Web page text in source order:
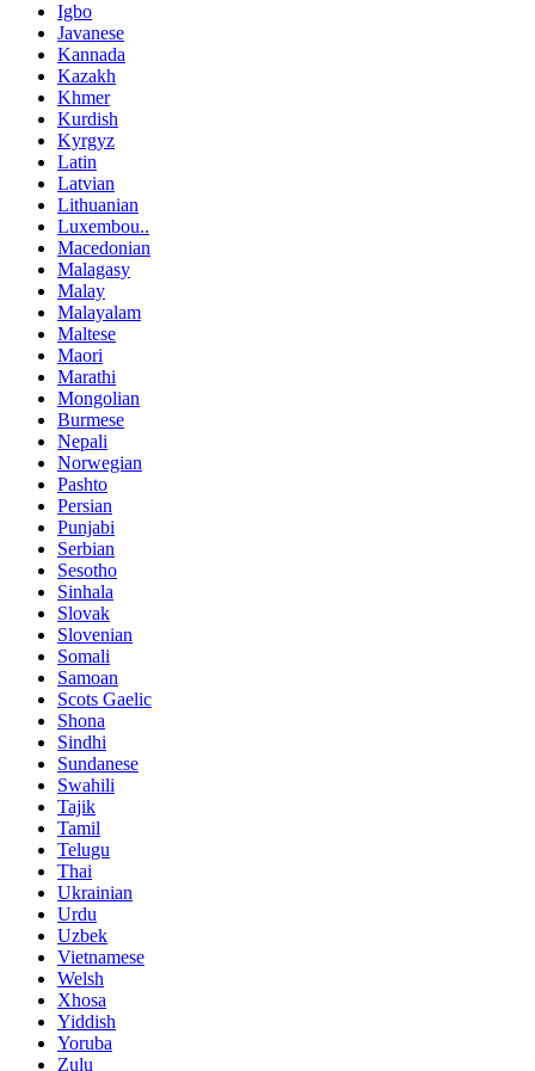
Igbo
Javanese
Kannada
Kazakh
Khmer
Kurdish
Kyrgyz
Latin
Latvian
Lithuanian
Luxembou..
Macedonian
Malagasy
Malay
Malayalam
Maltese
Maori
Marathi
Mongolian
Burmese
Nepali
Norwegian
Pashto
Persian
Punjabi
Serbian
Sesotho
Sinhala
Slovak
Slovenian
Somali
Samoan
Scots Gaelic
Shona
Sindhi
Sundanese
Swahili
Tajik
Tamil
Telugu
Thai
Ukrainian
Urdu
Uzbek
Vietnamese
Welsh
Xhosa
Yiddish
Yoruba
Zulu